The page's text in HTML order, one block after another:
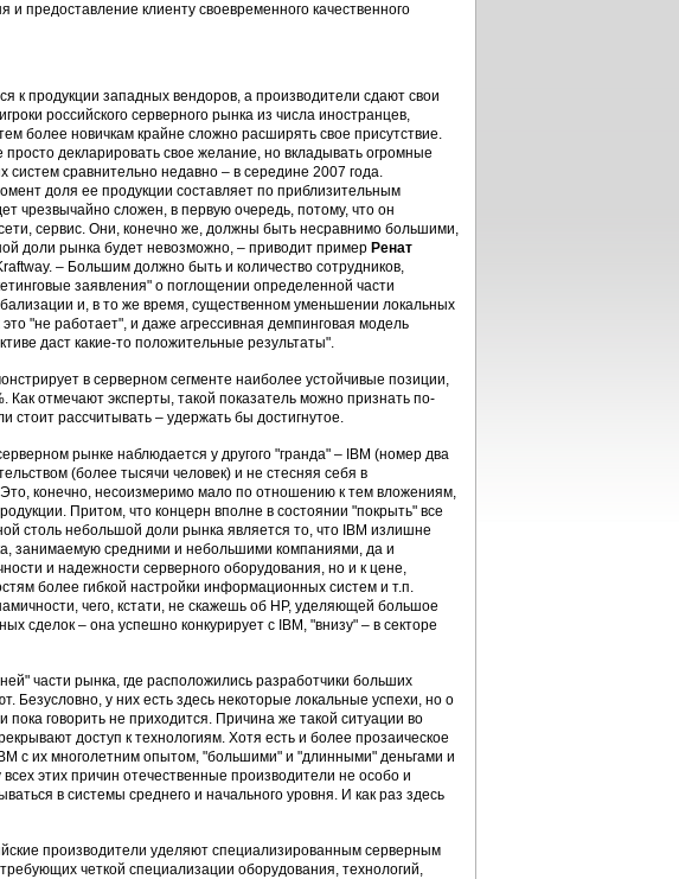
и предоставление клиенту своевременного качественного
к продукции западных вендоров, а производители сдают свои
российского серверного рынка из числа иностранцев,
более новичкам крайне сложно расширять свое присутствие.
декларировать свое желание, но вкладывать огромные
сравнительно недавно – в середине 2007 года.
доля ее продукции составляет по приблизительным
чрезвычайно сложен, в первую очередь, потому, что он
сервис. Они, конечно же, должны быть несравнимо большими,
доли рынка будет невозможно, – приводит пример Ренат
– Большим должно быть и количество сотрудников,
заявления" о поглощении определенной части
и, в то же время, существенном уменьшении локальных
"не работает", и даже агрессивная демпинговая модель
даст какие-то положительные результаты".
в серверном сегменте наиболее устойчивые позиции,
отмечают эксперты, такой показатель можно признать по-
рассчитывать – удержать бы достигнутое.
рынке наблюдается у другого "гранда" – IBM (номер два
(более тысячи человек) и не стесняя себя в
конечно, несоизмеримо мало по отношению к тем вложениям,
Притом, что концерн вполне в состоянии "покрыть" все
столь небольшой доли рынка является то, что IBM излишне
занимаемую средними и небольшими компаниями, да и
и надежности серверного оборудования, но и к цене,
более гибкой настройки информационных систем и т.п.
чего, кстати, не скажешь об HP, уделяющей большое
сделок – она успешно конкурирует с IBM, "внизу" – в секторе
части рынка, где расположились разработчики больших
Безусловно, у них есть здесь некоторые локальные успехи, но о
говорить не приходится. Причина же такой ситуации во
доступ к технологиям. Хотя есть и более прозаическое
с их многолетним опытом, "большими" и "длинными" деньгами и
этих причин отечественные производители не особо и
в системы среднего и начального уровня. И как раз здесь
производители уделяют специализированным серверным
четкой специализации оборудования, технологий,